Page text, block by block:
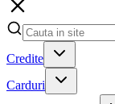
Credite
Carduri